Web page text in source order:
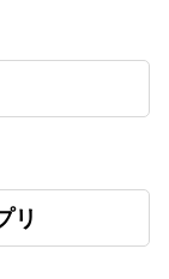
リ